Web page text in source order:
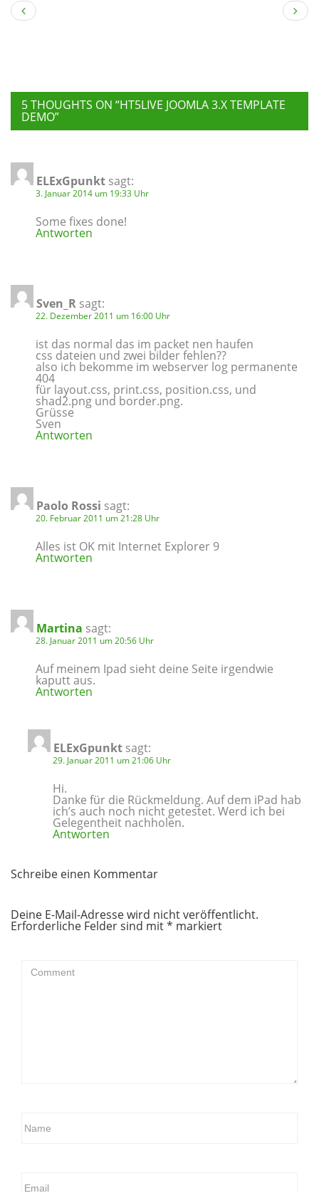
5 THOUGHTS ON “HT5LIVE JOOMLA 3.X TEMPLATE
DEMO”
ELExGpunkt sagt:
3. Januar 2014 um 19:33 Uhr
Some fixes done!
Antworten
Sven_R sagt:
22. Dezember 2011 um 16:00 Uhr
ist das normal das im packet nen haufen
css dateien und zwei bilder fehlen??
also ich bekomme im webserver log permanente
404
für layout.css, print.css, position.css, und
shad2.png und border.png.
Grüsse
Sven
Antworten
Paolo Rossi sagt:
20. Februar 2011 um 21:28 Uhr
Alles ist OK mit Internet Explorer 9
Antworten
Martina sagt:
28. Januar 2011 um 20:56 Uhr
Auf meinem Ipad sieht deine Seite irgendwie
kaputt aus.
Antworten
ELExGpunkt sagt:
29. Januar 2011 um 21:06 Uhr
Hi.
Danke für die Rückmeldung. Auf dem iPad hab
ich’s auch noch nicht getestet. Werd ich bei
Gelegentheit nachholen.
Antworten
Schreibe einen Kommentar
Deine E-Mail-Adresse wird nicht veröffentlicht.
Erforderliche Felder sind mit* markiert